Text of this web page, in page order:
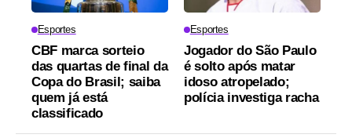
Esportes
CBF marca sorteio
das quartas de final da
Copa do Brasil; saiba
quem já está
classificado
Esportes
Jogador do São Paulo
é solto após matar
idoso atropelado;
polícia investiga racha